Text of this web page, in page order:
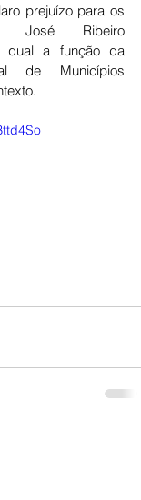
prejuízo para os
José Ribeiro
qual a função da
de Municípios